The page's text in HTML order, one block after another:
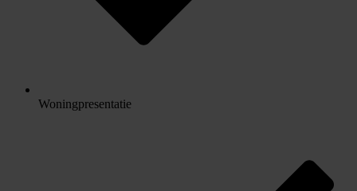
Woningpresentatie